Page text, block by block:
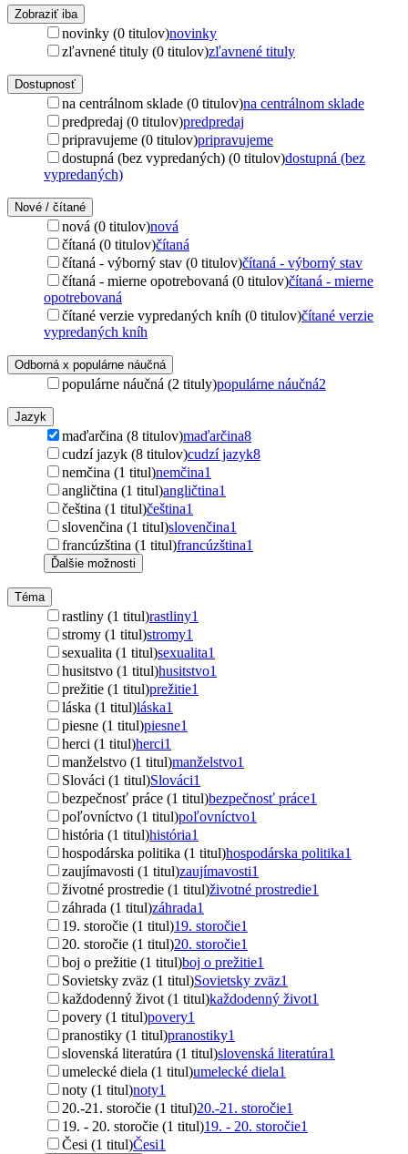
Zobraziť iba
novinky (0 titulov)novinky
zľavnené tituly (0 titulov)zľavnené tituly
Dostupnosť
na centrálnom sklade (0 titulov)na centrálnom sklade
predpredaj (0 titulov)predpredaj
pripravujeme (0 titulov)pripravujeme
dostupná (bez vypredaných) (0 titulov)dostupná (bez
vypredaných)
Nové / čítané
nová (0 titulov)nová
čítaná (0 titulov)čítaná
čítaná - výborný stav (0 titulov)čítaná - výborný stav
čítaná - mierne opotrebovaná (0 titulov)čítaná - mierne
opotrebovaná
čítané verzie vypredaných kníh (0 titulov)čítané verzie
vypredaných kníh
Odborná x populárne náučná
populárne náučná (2 tituly)populárne náučná2
Jazyk
maďarčina (8 titulov)maďarčina8
cudzí jazyk (8 titulov)cudzí jazyk8
nemčina (1 titul)nemčina1
angličtina (1 titul)angličtina1
čeština (1 titul)čeština1
slovenčina (1 titul)slovenčina1
francúzština (1 titul)francúzština1
Ďalšie možnosti
Téma
rastliny (1 titul)rastliny1
stromy (1 titul)stromy1
sexualita (1 titul)sexualita1
husitstvo (1 titul)husitstvo1
prežitie (1 titul)prežitie1
láska (1 titul)láska1
piesne (1 titul)piesne1
herci (1 titul)herci1
manželstvo (1 titul)manželstvo1
Slováci (1 titul)Slováci1
bezpečnosť práce (1 titul)bezpečnosť práce1
poľovníctvo (1 titul)poľovníctvo1
história (1 titul)história1
hospodárska politika (1 titul)hospodárska politika1
zaujímavosti (1 titul)zaujímavosti1
životné prostredie (1 titul)životné prostredie1
záhrada (1 titul)záhrada1
19. storočie (1 titul)19. storočie1
20. storočie (1 titul)20. storočie1
boj o prežitie (1 titul)boj o prežitie1
Sovietsky zväz (1 titul)Sovietsky zväz1
každodenný život (1 titul)každodenný život1
povery (1 titul)povery1
pranostiky (1 titul)pranostiky1
slovenská literatúra (1 titul)slovenská literatúra1
umelecké diela (1 titul)umelecké diela1
noty (1 titul)noty1
20.-21. storočie (1 titul)20.-21. storočie1
19. - 20. storočie (1 titul)19. - 20. storočie1
Česi (1 titul)Česi1